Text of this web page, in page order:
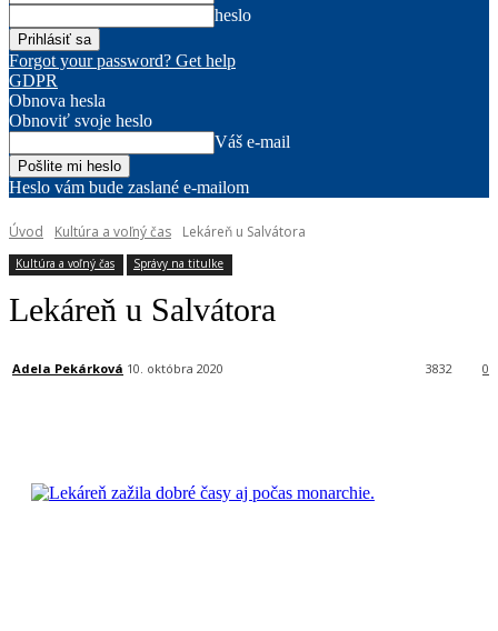
heslo
Forgot your password? Get help
GDPR
Obnova hesla
Obnoviť svoje heslo
Váš e-mail
Heslo vám bude zaslané e-mailom
Úvod Kultúra a voľný čas Lekáreň u Salvátora
Kultúra a voľný čas Správy na titulke
Lekáreň u Salvátora
Adela Pekárková 10. októbra 2020 0
3832